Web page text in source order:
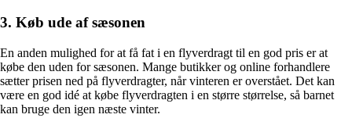
3. Køb ude af sæsonen
En anden mulighed for at få fat i en flyverdragt til en god pris er at
købe den uden for sæsonen. Mange butikker og online forhandlere
sætter prisen ned på flyverdragter, når vinteren er overstået. Det kan
være en god idé at købe flyverdragten i en større størrelse, så barnet
kan bruge den igen næste vinter.